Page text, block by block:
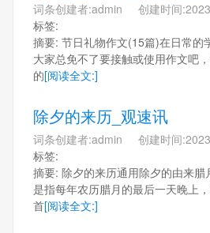
词条创建者:admin 创建时间
标签:
摘要: 节日礼物作文(15篇)在日常的
大家总免不了要接触或使用作文吧
的[阅读全文:]
除夕的来历_观速讯
词条创建者:admin 创建时间
标签:
摘要: 除夕的来历通用除夕的由来腊
是指每年农历腊月的最后一天晚上
首[阅读全文:]